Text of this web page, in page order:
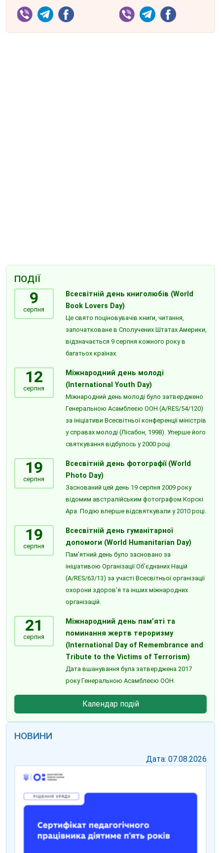
ПОДІЇ
9
серпня
Всесвітній день книголюбів (World
Book Lovers Day)
Це свято поціновувачів книги, читання,
започатковане в Сполучених Штатах Америки,
відзначається 9 серпня кожного року в
багатьох країнах.
12
серпня
Міжнародний день молоді
(International Youth Day)
Міжнародний день молоді було затверджено
Генеральною Асамблеєю ООН (A/RES/54/120)
за ініціативи Всесвітньої конференції міністрів
у справах молоді (Лісабон, 1998). Уперше його
святкування відбулось у 2000 році.
19
серпня
Всесвітній день фотографії (World
Photo Day)
Заснований цей день 19 серпня 2009 року
відомим австралійським фотографом Корскі
Ара. Подію вперше відсвяткували у 2010 році.
19
серпня
Всесвітній день гуманітарної
допомоги (World Humanitarian Day)
Пам’ятний день було засновано за
ініціативою Організації Об’єднаних Націй
(A/RES/63/13) за участі Всесвітньої організації
охорони здоров’я та інших міжнародних
організацій.
21
серпня
Міжнародний день пам’яті та
поминання жертв тероризму
(International Day of Remembrance and
Tribute to the Victims of Terrorism)
Дата вшанування була затверджена 2017
року Генеральною Асамблеєю ООН.
Календар подій
НОВИНИ
Дата: 07.08.2026